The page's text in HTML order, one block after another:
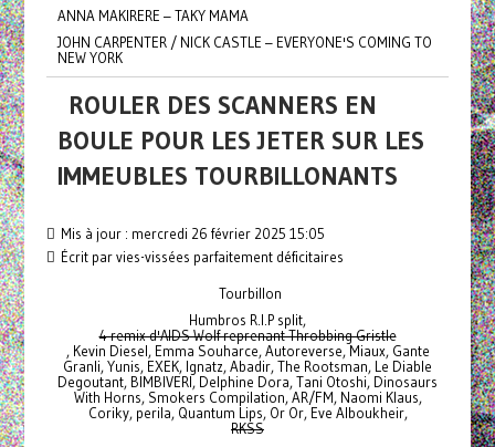
ANNA MAKIRERE – TAKY MAMA
JOHN CARPENTER / NICK CASTLE – EVERYONE'S COMING TO
NEW YORK
ROULER DES SCANNERS EN
BOULE POUR LES JETER SUR LES
IMMEUBLES TOURBILLONANTS
Mis à jour : mercredi 26 février 2025 15:05
Écrit par vies-vissées parfaitement déficitaires
Tourbillon
Humbros R.I.P split,
4 remix d'AIDS Wolf reprenant Throbbing Gristle
, Kevin Diesel, Emma Souharce, Autoreverse, Miaux, Gante
Granli, Yunis, EXEK, Ignatz, Abadir, The Rootsman, Le Diable
Degoutant, BIMBIVERI, Delphine Dora, Tani Otoshi, Dinosaurs
With Horns, Smokers Compilation, AR/FM, Naomi Klaus,
Coriky, perila, Quantum Lips, Or Or, Eve Alboukheir,
RKSS